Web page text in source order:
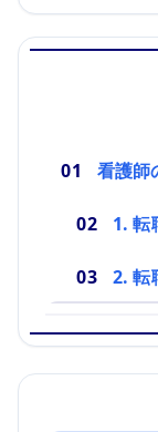
看護師
1. 転
2. 転